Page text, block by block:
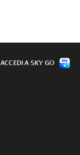
ACCEDI A SKY GO